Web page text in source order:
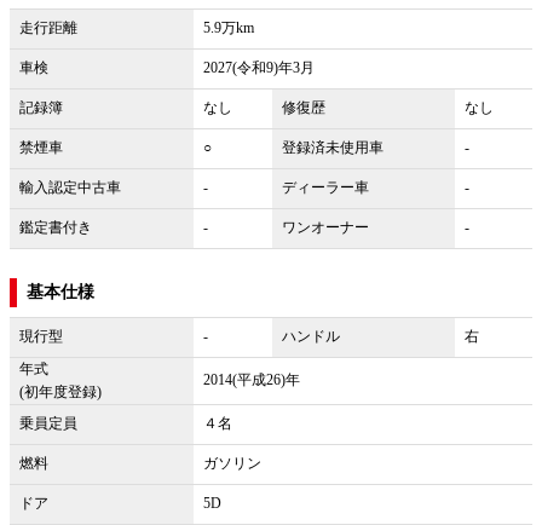
走行距離 5.9万km
車検 2027(令和9)年3月
記録簿 なし 修復歴 なし
禁煙車 ○ 登録済未使用車 -
輸入認定中古車 - ディーラー車 -
鑑定書付き - ワンオーナー -
基本仕様
現行型 - ハンドル
右
年式
(初年度登録)
2014(平成26)年
乗員定員 ４名
燃料 ガソリン
ドア
5D